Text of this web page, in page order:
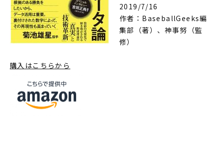
2019/7/16
作者：BaseballGeeks編
集部（著）、神事努（監
修）
購入はこちらから